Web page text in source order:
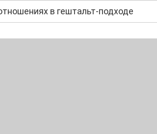
в гештальт-подходе